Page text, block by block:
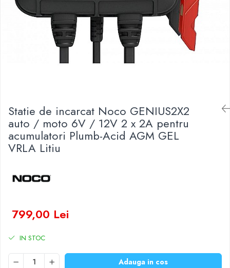
Becuri LED
Prelungitoare
Stabilizatoare tensiune
Ventilatoare
Diverse gadgeturi
Periferice PC
Roboti pornire
Diverse accesorii auto
Invertoare Auto
Baterii Zinc-Aer
Statie de incarcat Noco GENIUS2X2
auto / moto 6V / 12V 2 x 2A pentru
acumulatori Plumb-Acid AGM GEL
VRLA Litiu
799,00 Lei
IN STOC
Adauga in cos